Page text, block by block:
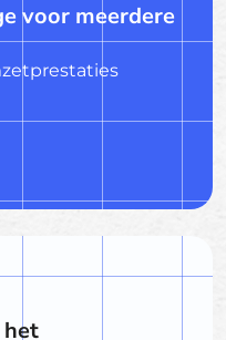
voor meerdere
het